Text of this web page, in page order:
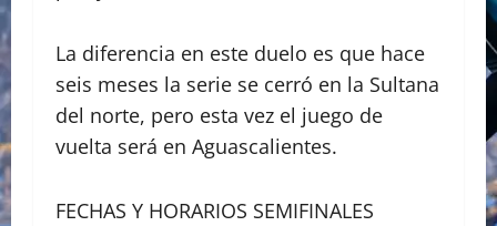
La diferencia en este duelo es que hace
seis meses la serie se cerró en la Sultana
del norte, pero esta vez el juego de
vuelta será en Aguascalientes.
FECHAS Y HORARIOS SEMIFINALES